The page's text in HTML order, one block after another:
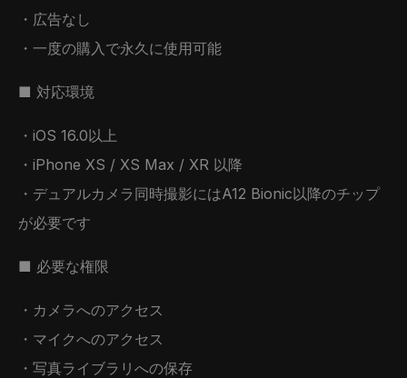
・広告なし
・一度の購入で永久に使用可能
■ 対応環境
・iOS 16.0以上
・iPhone XS / XS Max / XR 以降
・デュアルカメラ同時撮影にはA12 Bionic以降のチップ
が必要です
■ 必要な権限
・カメラへのアクセス
・マイクへのアクセス
・写真ライブラリへの保存